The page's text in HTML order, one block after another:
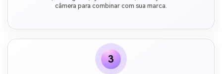
câmera para combinar com sua marca.
3